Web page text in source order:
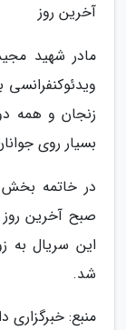
آخرین روز
مادر شهید
ویدئوکنفرانسی
زنجان و همه
بسیار روی
در خاتمه
صبح آخرین
این سریال
شد.
منبع: خبرگزاری